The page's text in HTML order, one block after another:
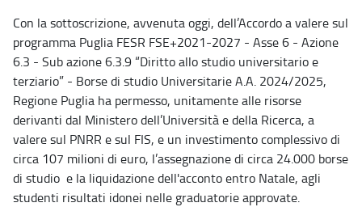
Con la sottoscrizione, avvenuta oggi, dell’Accordo a valere sul
programma Puglia FESR FSE+2021-2027 - Asse 6 - Azione
6.3 - Sub azione 6.3.9 “Diritto allo studio universitario e
terziario” - Borse di studio Universitarie A.A. 2024/2025,
Regione Puglia ha permesso, unitamente alle risorse
derivanti dal Ministero dell’Università e della Ricerca, a
valere sul PNRR e sul FIS, e un investimento complessivo di
circa 107 milioni di euro, l’assegnazione di circa 24.000 borse
di studio e la liquidazione dell'acconto entro Natale, agli
studenti risultati idonei nelle graduatorie approvate.